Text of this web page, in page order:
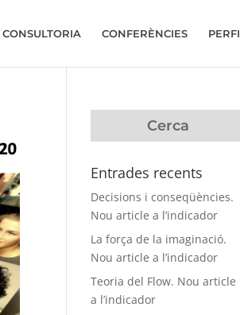
CONSULTORIA CONFERÈNCIES
Entrades recents
Decisions i conseqüències.
Nou article a l’indicador
La força de la imaginació.
Nou article a l’indicador
Teoria del Flow. Nou article
a l’indicador